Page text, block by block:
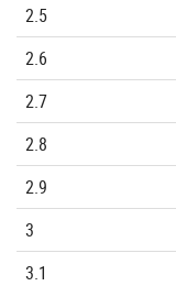
2.5
2.6
2.7
2.8
2.9
3
3.1